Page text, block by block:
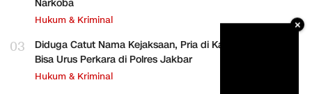
Narkoba
Hukum & Kriminal
03
Diduga Catut Nama Kejaksaan, Pria di Kalideres Mengaku
Bisa Urus Perkara di Polres Jakbar
Hukum & Kriminal
×